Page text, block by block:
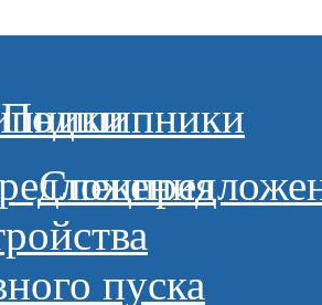
Подшипники